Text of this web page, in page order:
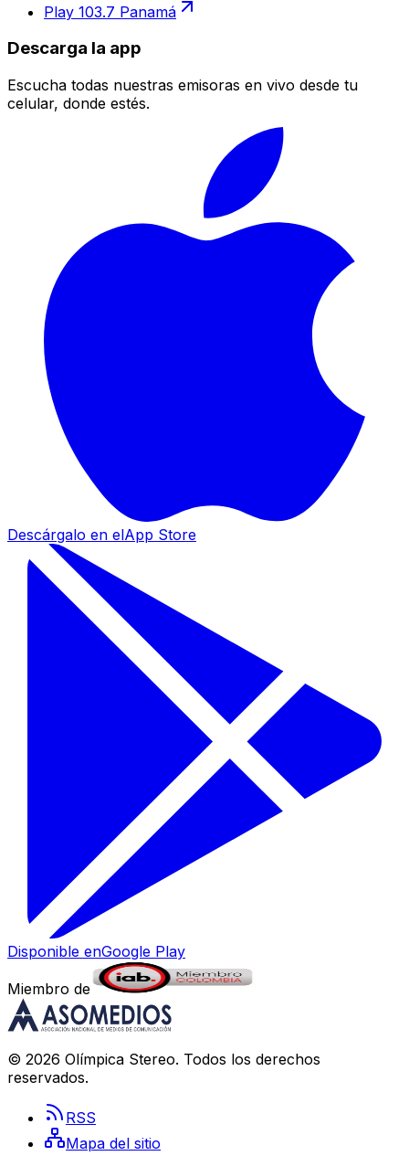
Play 103.7 Panamá
Descarga la app
Escucha todas nuestras emisoras en vivo desde tu
celular, donde estés.
Descárgalo en elApp Store
Disponible enGoogle Play
Miembro de
© 2026 Olímpica Stereo. Todos los derechos
reservados.
RSS
Mapa del sitio